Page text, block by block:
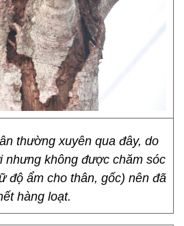
thường xuyên qua đây, do
nhưng không được chăm sóc
độ ẩm cho thân, gốc) nên đã
hàng loạt.